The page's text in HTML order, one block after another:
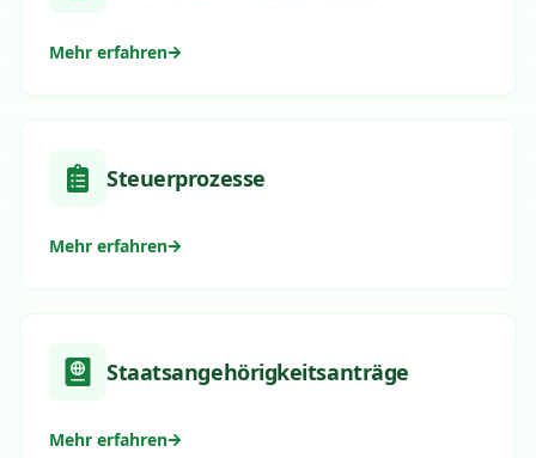
Mehr erfahren
Steuerprozesse
Mehr erfahren
Staatsangehörigkeitsanträge
Mehr erfahren